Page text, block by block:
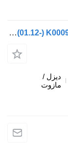
معدل نظام الفرامل الإلكترونية Knorr-Bremse Actros MP4 1842 (01.12-) K000924 K102407 لـ السيارات القاطرة Mercedes-Benz Actros MP4 Antos Arocs (2012-)